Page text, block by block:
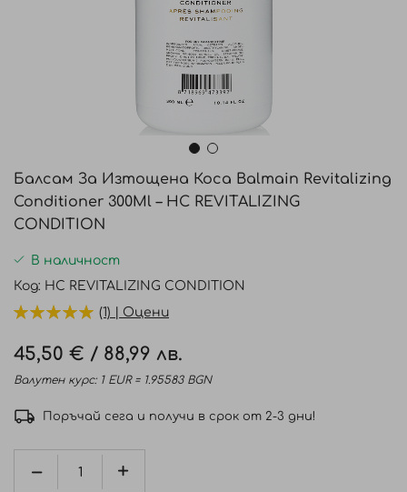
началото
на
галерия
със
Балсам За Изтощена Коса Balmain Revitalizing
Conditioner 300Ml – HC REVITALIZING
CONDITION
В наличност
Код HC REVITALIZING CONDITION
(1) | Оцени
45,50 € / 88,99 лв.
Валутен курс: 1 EUR = 1.95583 BGN
Поръчай сега и получи в срок от 2-3 дни!